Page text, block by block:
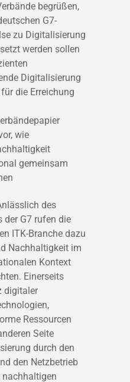
begrüßen,
G7-
zu Digitalisierung
werden sollen
Digitalisierung
die Erreichung
wie
gemeinsam
des
G7 rufen die
ITK-Branche dazu
Nachhaltigkeit im
Kontext
Einerseits
digitaler
Ressourcen
Seite
durch den
den Netzbetrieb
nachhaltigen